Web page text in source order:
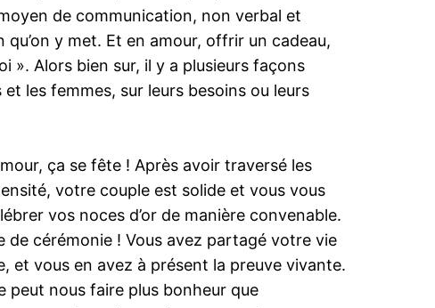
de communication, non verbal et
y met. Et en amour, offrir un cadeau,
». Alors bien sur, il y a plusieurs façons
les femmes, sur leurs besoins ou leurs
ça se fête ! Après avoir traversé les
votre couple est solide et vous vous
vos noces d’or de manière convenable.
de cérémonie ! Vous avez partagé votre vie
et vous en avez à présent la preuve vivante.
peut nous faire plus bonheur que